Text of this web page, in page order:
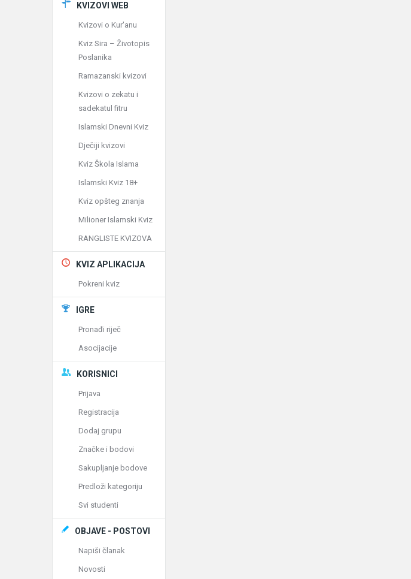
KVIZOVI WEB
Kvizovi o Kur'anu
Kviz Sira – Životopis
Poslanika
Ramazanski kvizovi
Kvizovi o zekatu i
sadekatul fitru
Islamski Dnevni Kviz
Dječiji kvizovi
Kviz Škola Islama
Islamski Kviz 18+
Kviz opšteg znanja
Milioner Islamski Kviz
RANGLISTE KVIZOVA
KVIZ APLIKACIJA
Pokreni kviz
IGRE
Pronađi riječ
Asocijacije
KORISNICI
Prijava
Registracija
Dodaj grupu
Značke i bodovi
Sakupljanje bodove
Predloži kategoriju
Svi studenti
OBJAVE - POSTOVI
Napiši članak
Novosti